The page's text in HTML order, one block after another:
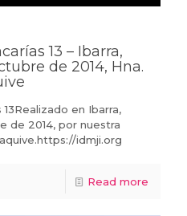
13 – Ibarra,
de 2014, Hna.
en Ibarra,
de 2014, por nuestra
idmji.org
Read more